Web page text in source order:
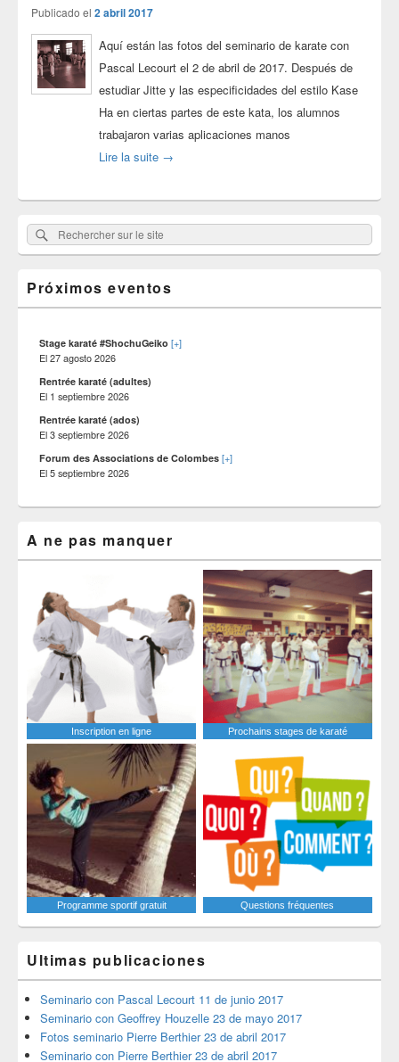
Publicado el 2 abril 2017
Aquí están las fotos del seminario de karate con
Pascal Lecourt el 2 de abril de 2017. Después de
estudiar Jitte y las especificidades del estilo Kase
Ha en ciertas partes de este kata, los alumnos
trabajaron varias aplicaciones manos
Lire la suite Fotos seminario Pascal Lecourt 2 de abril
→
área
de
barra
Rechercher :
Rechercher
sur
site
Próximos eventos
Stage karaté #ShochuGeiko [+]
El27 agosto 2026
Rentrée karaté (adultes)
El 1 septiembre 2026
Rentrée karaté (ados)
El3 septiembre 2026
Forum des Associations de Colombes [+]
El5 septiembre 2026
A ne pas manquer
Inscription en ligne Prochains stages de karaté
Programme sportif gratuit Questions fréquentes
Ultimas publicaciones
Seminario con Pascal Lecourt 11 de junio 2017
Seminario con Geoffrey Houzelle 23 de mayo 2017
Fotos seminario Pierre Berthier 23 de abril 2017
Seminario con Pierre Berthier 23 de abril 2017